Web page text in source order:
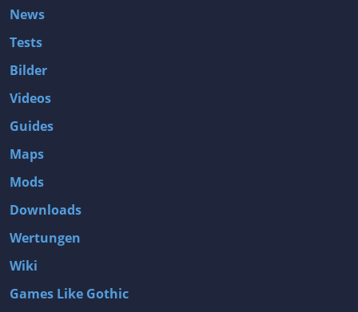
News
Tests
Bilder
Videos
Guides
Maps
Mods
Downloads
Wertungen
Wiki
Games Like Gothic